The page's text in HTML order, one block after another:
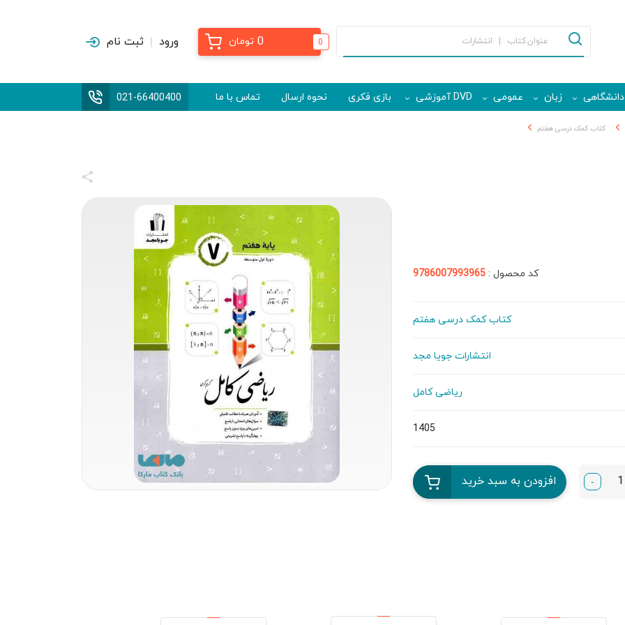
0
0 تومان ورود ثبت نام
دانشگاهی زبان عمومی DVD آموزشی بازی فکری نحوه ارسال تماس با ما 021-66400400
کتاب کمک درسی هفتم
کد محصول : 9786007993965
کتاب کمک درسی هفتم
انتشارات جویا مجد
ریاضی کامل
1405
- افزودن به سبد خرید